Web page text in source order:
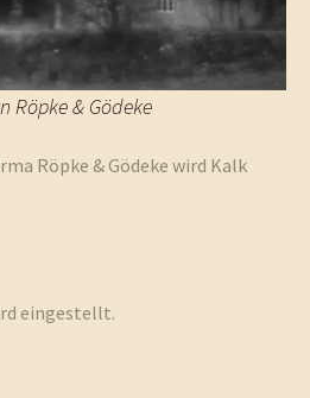
Röpke & Gödeke
Röpke & Gödeke wird Kalk
eingestellt.